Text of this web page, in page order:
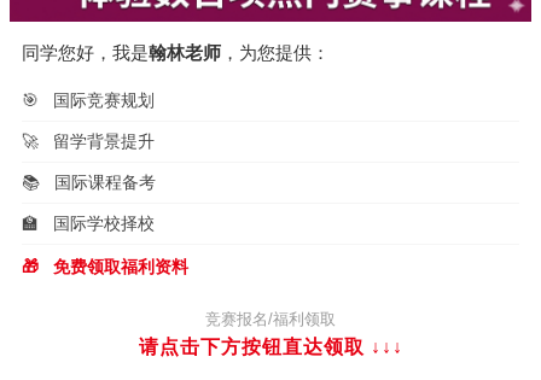
同学您好，我是翰林老师 ，为您提供：
🎯 国际竞赛规划
🚀 留学背景提升
📚 国际课程备考
🏫 国际学校择校
🎁 免费领取福利资料
竞赛报名/福利领取
请点击下方按钮直达领取 ↓↓↓